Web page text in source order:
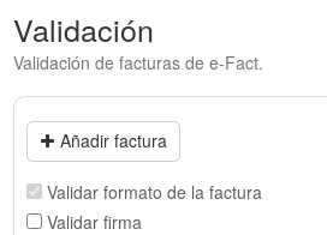
Validación
Validación de facturas de e-Fact.
Añadir factura
Validar formato de la factura
Validar firma